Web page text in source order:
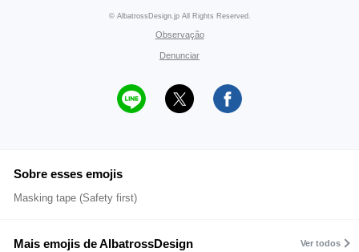
© AlbatrossDesign.jp All Rights Reserved.
Observação
Denunciar
Sobre esses emojis
Masking tape (Safety first)
Mais emojis de AlbatrossDesign Ver todos